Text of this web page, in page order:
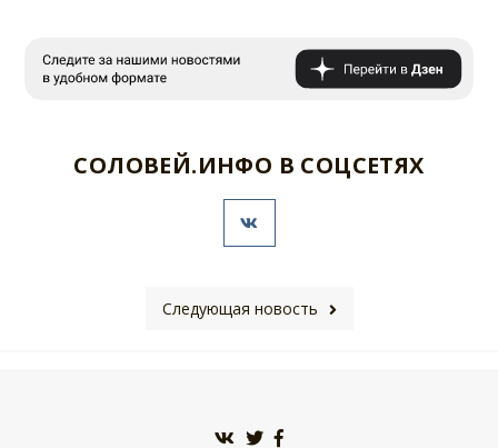
СОЛОВЕЙ.ИНФО В СОЦСЕТЯХ
Следующая новость